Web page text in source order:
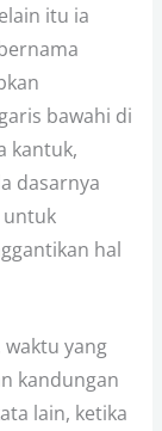
itu ia
bawahi di
kantuk,
dasarnya
untuk
hal
yang
kandungan
lain, ketika